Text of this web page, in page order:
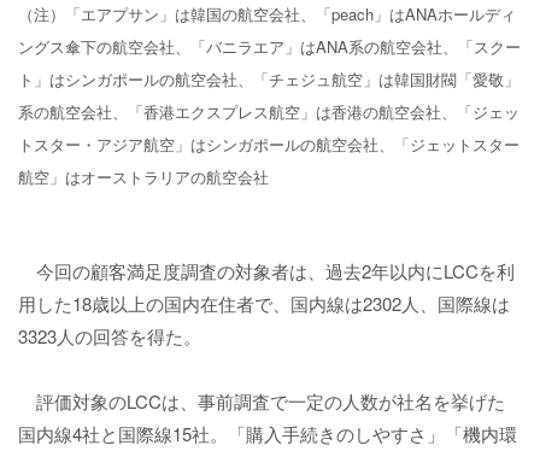
（注）「エアプサン」は韓国の航空会社、「peach」はANAホールディ
ングス傘下の航空会社、「バニラエア」はANA系の航空会社、「スクー
ト」はシンガポールの航空会社、「チェジュ航空」は韓国財閥「愛敬」
系の航空会社、「香港エクスプレス航空」は香港の航空会社、「ジェッ
トスター・アジア航空」はシンガポールの航空会社、「ジェットスター
航空」はオーストラリアの航空会社
今回の顧客満足度調査の対象者は、過去2年以内にLCCを利
用した18歳以上の国内在住者で、国内線は2302人、国際線は
3323人の回答を得た。
評価対象のLCCは、事前調査で一定の人数が社名を挙げた
国内線4社と国際線15社。「購入手続きのしやすさ」「機内環